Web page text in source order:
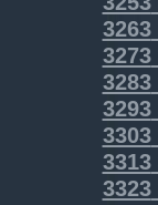
3263
3273
3283
3293
3303
3313
3323